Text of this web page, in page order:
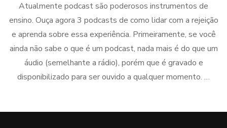
Atualmente podcast são poderosos instrumentos de
ensino. Ouça agora 3 podcasts de como lidar com a rejeição
e aprenda sobre essa experiência. Primeiramente, se você
ainda não sabe o que é um podcast, nada mais é do que um
áudio (semelhante a rádio), porém que é gravado e
disponibilizado para ser ouvido a qualquer momento. …